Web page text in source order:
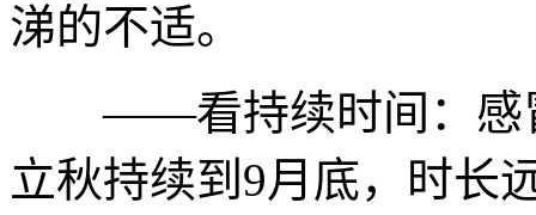
涕的不适。
——看持续时间：感冒
立秋持续到9月底，时长